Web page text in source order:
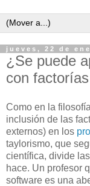
jueves, 22 de
¿Se puede
con
Como en la
inclusión de las
externos) en los
taylorismo, que
científica, divide
hace. Un profesor
software es una